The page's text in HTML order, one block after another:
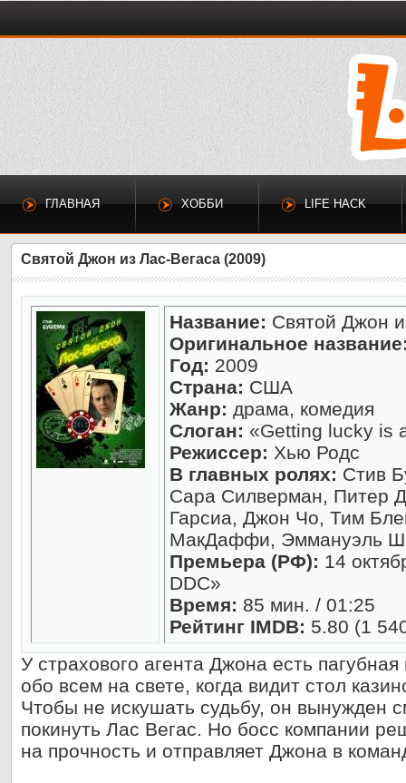
ГЛАВНАЯ ХОББИ LIFE HACK
Святой Джон из Лас-Вегаса (2009)
Название: Святой Джон
Оригинальное
Год: 2009
Страна: США
Жанр: драма, комедия
Слоган: «Getting lucky is
Режиссер: Хью Родс
В главных ролях: Стив
Сара Силверман, Питер
Гарсиа, Джон Чо, Тим
МакДаффи, Эммануэль
Премьера (РФ): 14
DDC»
Время: 85 мин. / 01:25
Рейтинг IMDB: 5.80 (1
У страхового агента Джона есть
обо всем на свете, когда видит стол
Чтобы не искушать судьбу, он вынужден
покинуть Лас Вегас. Но босс компании
на прочность и отправляет Джона в